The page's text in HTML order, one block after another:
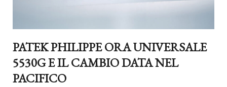
PATEK PHILIPPE ORA UNIVERSALE
5530G E IL CAMBIO DATA NEL
PACIFICO